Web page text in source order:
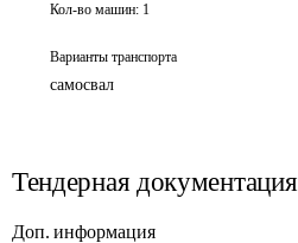
Кол-во машин: 1
Варианты транспорта
самосвал
Тендерная документация
Доп. информация